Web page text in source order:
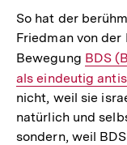
So hat der
Friedman von
Bewegung
Link:
BDS
als eindeutig
nicht, weil sie
natürlich und
sondern, weil